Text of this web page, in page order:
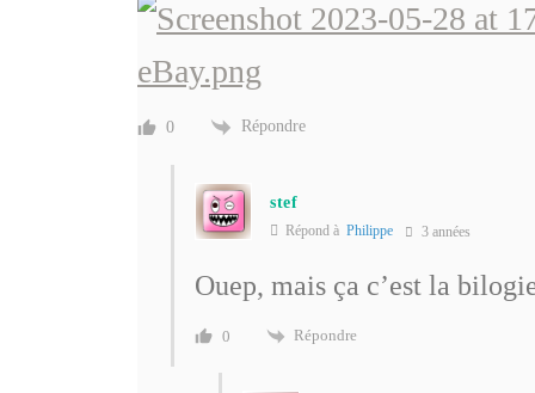
0 Répondre
stef
Répond à Philippe 3 années
Ouep, mais ça c’est la
0 Répondre